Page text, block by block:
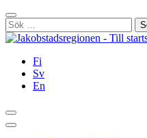
Hoppa
till
innehållet
Stäng
Sök
efter:
Fi
Sv
En
Sök
Huvudmeny